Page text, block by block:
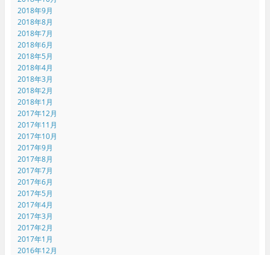
2018年9月
2018年8月
2018年7月
2018年6月
2018年5月
2018年4月
2018年3月
2018年2月
2018年1月
2017年12月
2017年11月
2017年10月
2017年9月
2017年8月
2017年7月
2017年6月
2017年5月
2017年4月
2017年3月
2017年2月
2017年1月
2016年12月